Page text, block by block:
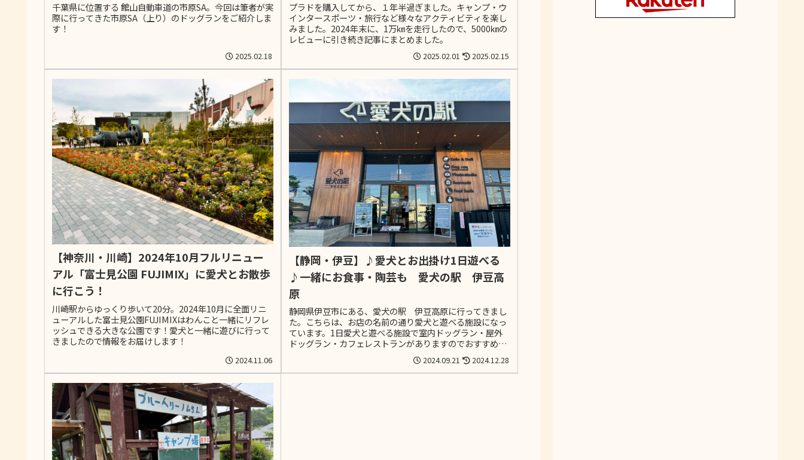
千葉県に位置する 館山自動車道の市原SA。今回は筆者が実
際に行ってきた市原SA（上り）のドッグランをご紹介しま
す！
2025.02.18
プラドを購入してから、１年半過ぎました。キャンプ・ウ
インタースポーツ・旅行など様々なアクティビティを楽し
みました。2024年末に、1万㎞を走行したので、5000㎞の
レビューに引き続き記事にまとめました。
2025.02.01 2025.02.15
【神奈川・川崎】2024年10月フルリニュー
アル「富士見公園 FUJIMIX」に愛犬とお散歩
に行こう！
川崎駅からゆっくり歩いて20分。2024年10月に全面リニ
ューアルした富士見公園FUJIMIXはわんこと一緒にリフレ
ッシュできる大きな公園です！愛犬と一緒に遊びに行って
きましたので情報をお届けします！
2024.11.06
【静岡・伊豆】♪愛犬とお出掛け1日遊べる
♪一緒にお食事・陶芸も 愛犬の駅 伊豆高
原
静岡県伊豆市にある、愛犬の駅 伊豆高原に行ってきまし
た。こちらは、お店の名前の通り愛犬と遊べる施設になっ
ています。1日愛犬と遊べる施設で室内ドッグラン・屋外
ドッグラン・カフェレストランがありますのでおすすめで
2024.09.21 2024.12.28